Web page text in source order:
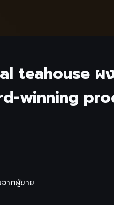
teahouse ผ
winning
ากผู้ขาย